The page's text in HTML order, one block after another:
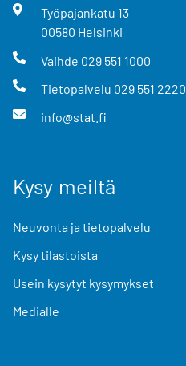
Työpajankatu 13
00580 Helsinki
Vaihde 029 551 1000
Tietopalvelu 029 551 2220
info@stat.fi
Kysy meiltä
Neuvonta ja tietopalvelu
Kysy tilastoista
Usein kysytyt kysymykset
Medialle